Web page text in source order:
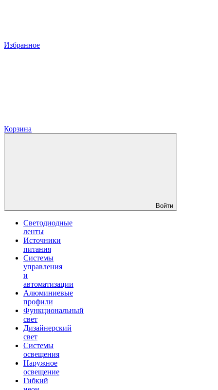
Избранное
Корзина
Войти
Светодиодные
ленты
Источники
питания
Системы
управления
и
автоматизации
Алюминиевые
профили
Функциональный
свет
Дизайнерский
свет
Системы
освещения
Наружное
освещение
Гибкий